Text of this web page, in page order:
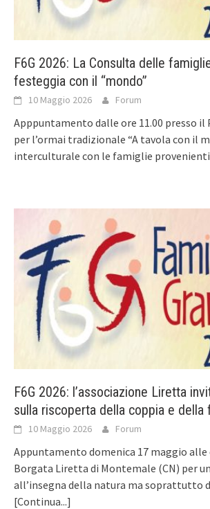
F6G 2026: La Consulta delle
festeggia con il “mondo”
10 Maggio 2026 Forum
Apppuntamento dalle ore 11.00 presso il
per l’ormai tradizionale “A tavola con il
interculturale con le famiglie provenienti
F6G 2026: l’associazione Liretta
sulla riscoperta della coppia e della
10 Maggio 2026 Forum
Appuntamento domenica 17 maggio alle
Borgata Liretta di Montemale (CN) per
all’insegna della natura ma soprattutto
[Continua...]